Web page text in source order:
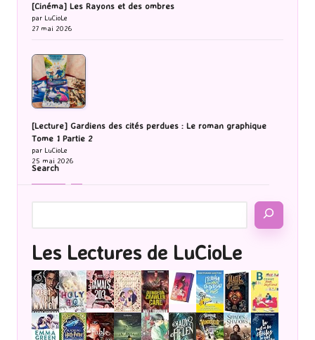
[Cinéma] Les Rayons et des ombres
par LuCioLe
27 mai 2026
[Lecture] Gardiens des cités perdues : Le roman graphique
Tome 1 Partie 2
par LuCioLe
25 mai 2026
Search
Les Lectures de LuCioLe